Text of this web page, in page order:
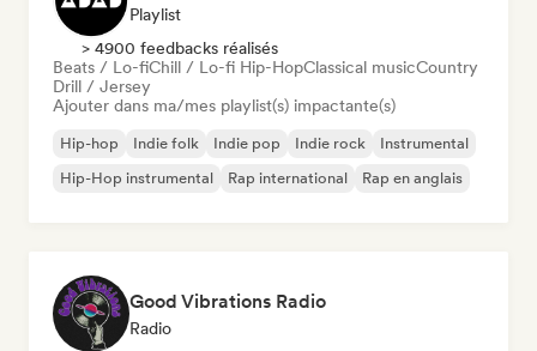
Playlist
> 4900 feedbacks réalisés
Beats / Lo-fiChill / Lo-fi Hip-HopClassical musicCountry
Drill / Jersey
Ajouter dans ma/mes playlist(s) impactante(s)
Hip-hop Indie folk Indie pop Indie rock
Instrumental
Hip-Hop instrumental
Rap international Rap en anglais
Good Vibrations Radio
Radio